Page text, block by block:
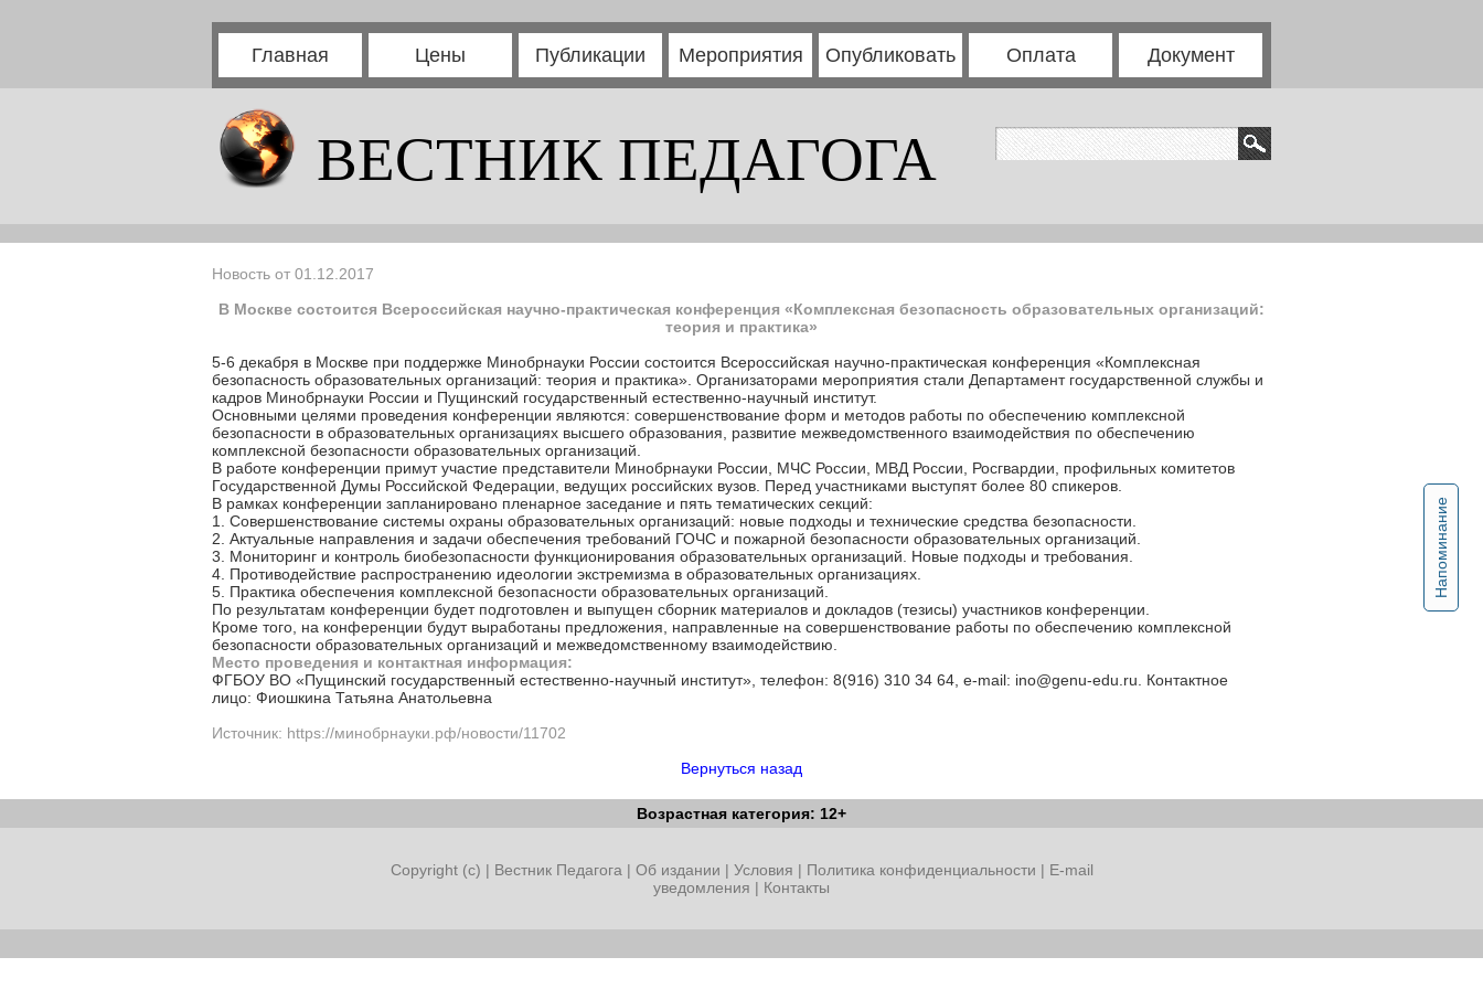
Главная Цены Публикации Мероприятия Опубликовать Оплата Документ
ВЕСТНИК ПЕДАГОГА
Напоминание
Новость от 01.12.2017
В Москве состоится Всероссийская научно-практическая конференция «Комплексная безопасность образовательных организаций:
теория и практика»
5-6 декабря в Москве при поддержке Минобрнауки России состоится Всероссийская научно-практическая конференция «Комплексная
безопасность образовательных организаций: теория и практика». Организаторами мероприятия стали Департамент государственной службы и
кадров Минобрнауки России и Пущинский государственный естественно-научный институт.
Основными целями проведения конференции являются: совершенствование форм и методов работы по обеспечению комплексной
безопасности в образовательных организациях высшего образования, развитие межведомственного взаимодействия по обеспечению
комплексной безопасности образовательных организаций.
В работе конференции примут участие представители Минобрнауки России, МЧС России, МВД России, Росгвардии, профильных комитетов
Государственной Думы Российской Федерации, ведущих российских вузов. Перед участниками выступят более 80 спикеров.
В рамках конференции запланировано пленарное заседание и пять тематических секций:
1. Совершенствование системы охраны образовательных организаций: новые подходы и технические средства безопасности.
2. Актуальные направления и задачи обеспечения требований ГОЧС и пожарной безопасности образовательных организаций.
3. Мониторинг и контроль биобезопасности функционирования образовательных организаций. Новые подходы и требования.
4. Противодействие распространению идеологии экстремизма в образовательных организациях.
5. Практика обеспечения комплексной безопасности образовательных организаций.
По результатам конференции будет подготовлен и выпущен сборник материалов и докладов (тезисы) участников конференции.
Кроме того, на конференции будут выработаны предложения, направленные на совершенствование работы по обеспечению комплексной
безопасности образовательных организаций и межведомственному взаимодействию.
Место проведения и контактная информация:
ФГБОУ ВО «Пущинский государственный естественно-научный институт», телефон: 8(916) 310 34 64, e-mail: ino@genu-edu.ru. Контактное
лицо: Фиошкина Татьяна Анатольевна
Источник: https://минобрнауки.рф/новости/11702
Вернуться назад
Возрастная категория: 12+
Copyright (c) | Вестник Педагога | Об издании | Условия | Политика конфиденциальности | E-mail
уведомления | Контакты